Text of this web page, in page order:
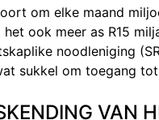
om elke maand
ook meer as R15
noodleniging
sukkel om toegang
VAN